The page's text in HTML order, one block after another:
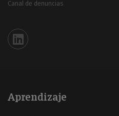
Canal de denuncias
Iberinform en Linkedin
Aprendizaje